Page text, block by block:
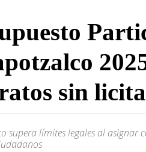
sin
supera límites legales al asignar